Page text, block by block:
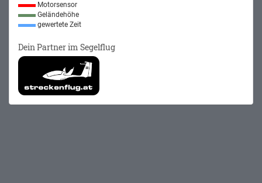
Motorsensor
Geländehöhe
gewertete Zeit
Dein Partner im Segelflug